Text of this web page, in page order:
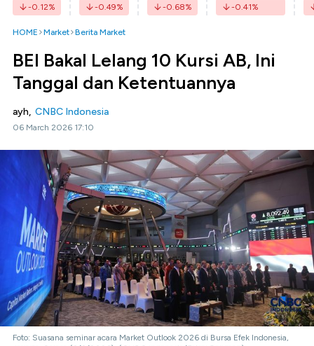
-0.12% -0.49% -0.68% -0.41%
HOME Market Berita Market
BEI Bakal Lelang 10 Kursi AB, Ini
Tanggal dan Ketentuannya
ayh, CNBC Indonesia
06 March 2026 17:10
Foto: Suasana seminar acara Market Outlook 2026 di Bursa Efek Indonesia,